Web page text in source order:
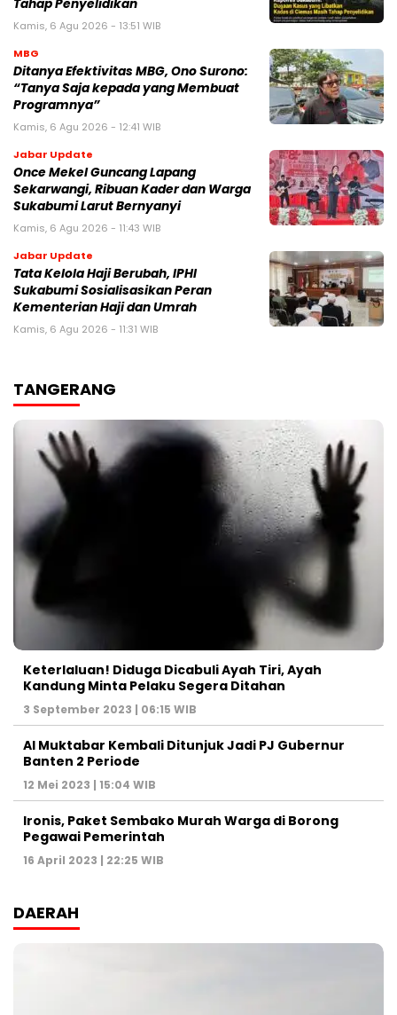
Tahap Penyelidikan
Kamis, 6 Agu 2026 - 13:51 WIB
MBG
‎Ditanya Efektivitas MBG, Ono Surono:
“Tanya Saja kepada yang Membuat
Programnya”‎
Kamis, 6 Agu 2026 - 12:41 WIB
Jabar Update
Once Mekel Guncang Lapang
Sekarwangi, Ribuan Kader dan Warga
Sukabumi Larut Bernyanyi
Kamis, 6 Agu 2026 - 11:43 WIB
Jabar Update
Tata Kelola Haji Berubah, IPHI
Sukabumi Sosialisasikan Peran
Kementerian Haji dan Umrah
Kamis, 6 Agu 2026 - 11:31 WIB
TANGERANG
Keterlaluan! Diduga Dicabuli Ayah Tiri, Ayah
Kandung Minta Pelaku Segera Ditahan
3 September 2023 | 06:15 WIB
Al Muktabar Kembali Ditunjuk Jadi PJ Gubernur
Banten 2 Periode
12 Mei 2023 | 15:04 WIB
Ironis, Paket Sembako Murah Warga di Borong
Pegawai Pemerintah
16 April 2023 | 22:25 WIB
DAERAH